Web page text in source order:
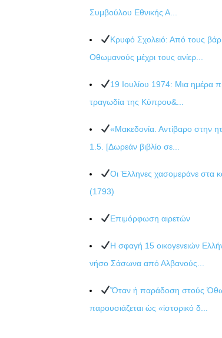
Συμβούλου Εθνικής Α...
Κρυφό Σχολειό: Από τους
Οθωμανούς μέχρι τους ανίερ...
19 Ιουλίου 1974: Μια ημέρα
τραγωδία της Κύπρου&...
«Μακεδονία. Αντίβαρο στην
1.5. [Δωρεάν βιβλίο σε...
Οι Έλληνες χασομεράνε στα
(1793)
Επιμόρφωση αιρετών
Η σφαγή 15 οικογενειών
νήσο Σάσωνα από Αλβανούς...
Ὅταν ἡ παράδοση στούς
παρουσιάζεται ὡς «ἱστορικό δ...